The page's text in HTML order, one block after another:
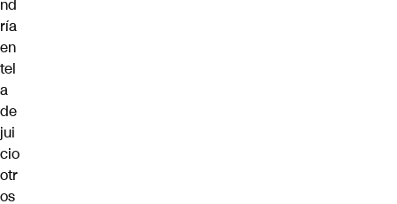
nd
ría
en
tel
a
de
jui
cio
otr
os